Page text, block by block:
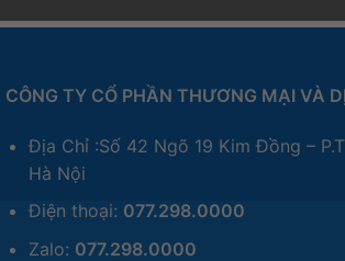
CÔNG TY CỔ PHẦN THƯƠNG MẠI VÀ
Địa Chỉ :Số 42 Ngõ 19 Kim Đồng –
Hà Nội
Điện thoại: 077.298.0000
Zalo: 077.298.0000